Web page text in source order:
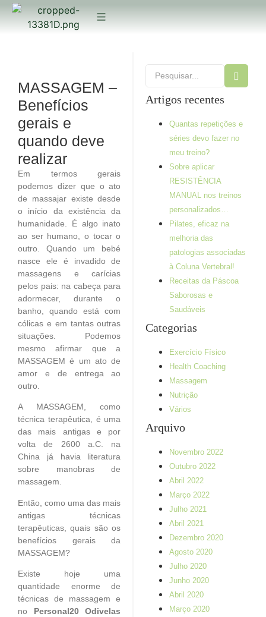
MASSAGEM –
Benefícios
gerais e
quando deve
realizar
Em termos gerais
podemos dizer que o ato
de massajar existe desde
o início da existência da
humanidade. É algo inato
ao ser humano, o tocar o
outro. Quando um bebé
nasce ele é invadido de
massagens e carícias
pelos pais: na cabeça para
adormecer, durante o
banho, quando está com
cólicas e em tantas outras
situações. Podemos
mesmo afirmar que a
MASSAGEM é um ato de
amor e de entrega ao
outro.
A MASSAGEM, como
técnica terapêutica, é uma
das mais antigas e por
volta de 2600 a.C. na
China já havia literatura
sobre manobras de
massagem.
Então, como uma das mais
antigas técnicas
terapêuticas, quais são os
benefícios gerais da
MASSAGEM?
Existe hoje uma
quantidade enorme de
técnicas de massagem e
no Personal20 Odivelas
Artigos recentes
Quantas repetições e
séries devo fazer no
meu treino?
Sobre aplicar
RESISTÊNCIA
MANUAL nos treinos
personalizados…
Pilates, eficaz na
melhoria das
patologias associadas
à Coluna Vertebral!
Receitas da Páscoa
Saborosas e
Saudáveis
Categorias
Exercício Físico
Health Coaching
Massagem
Nutrição
Vários
Arquivo
Novembro 2022
Outubro 2022
Abril 2022
Março 2022
Julho 2021
Abril 2021
Dezembro 2020
Agosto 2020
Julho 2020
Junho 2020
Abril 2020
Março 2020